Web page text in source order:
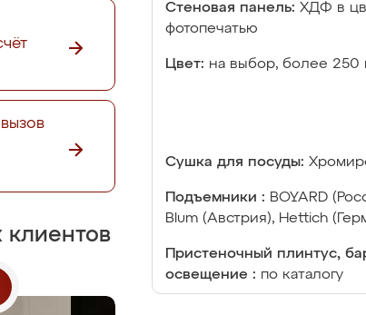
Стеновая панель: ХДФ в
фотопечатью
Цвет: на выбор, более 250
Сушка для посуды:
Подъемники : BOYARD
Blum (Австрия), Hettich
Пристеночный плинтус,
освещение : по каталогу